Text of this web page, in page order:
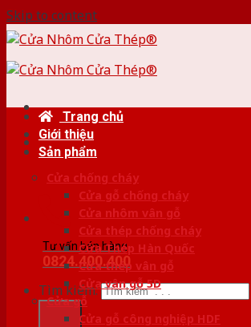
Skip to content
Tư vấn bán hàng
0824.400.400
Tìm kiếm:
Trang chủ
Giới thiệu
Sản phẩm
Cửa chống cháy
Cửa gỗ chống cháy
Cửa nhôm vân gỗ
Cửa thép chống cháy
Cửa Thép Hàn Quốc
Cửa thép vân gỗ
Cửa vân gỗ 5D
Cửa gỗ
Cửa gỗ công nghiệp HDF